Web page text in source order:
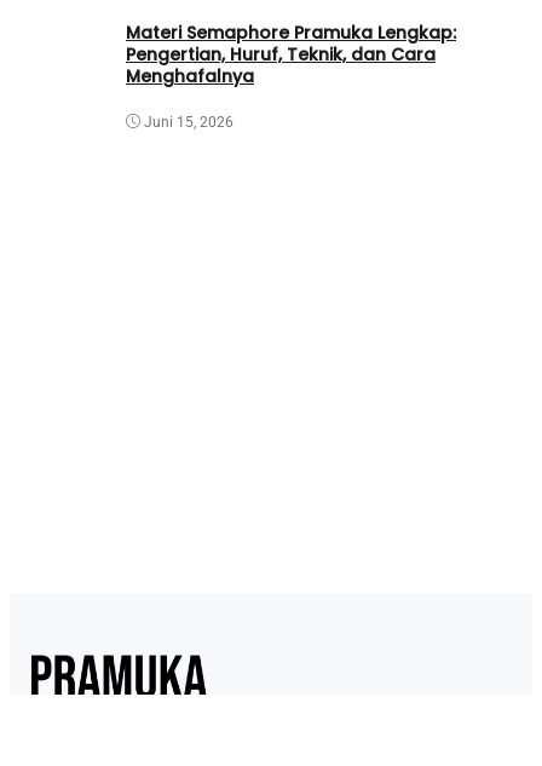
Materi Semaphore Pramuka Lengkap:
Pengertian, Huruf, Teknik, dan Cara
Menghafalnya
Juni 15, 2026